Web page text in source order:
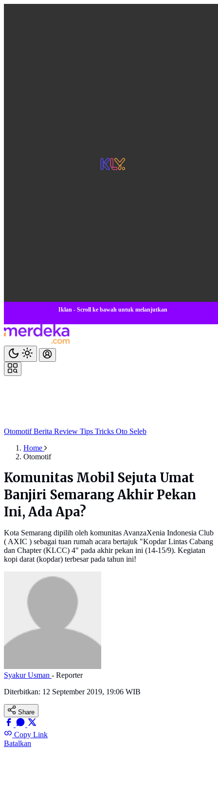
Iklan - Scroll ke bawah untuk melanjutkan
OtomotifBerita Review Tips Tricks Oto Seleb
Home
Otomotif
Komunitas Mobil Sejuta Umat
Banjiri Semarang Akhir Pekan
Ini, Ada Apa?
Kota Semarang dipilih oleh komunitas AvanzaXenia Indonesia Club
( AXIC ) sebagai tuan rumah acara bertajuk "Kopdar Lintas Cabang
dan Chapter (KLCC) 4" pada akhir pekan ini (14-15/9). Kegiatan
kopi darat (kopdar) terbesar pada tahun ini!
Syakur Usman - Reporter
Diterbitkan: 12 September 2019, 19:06 WIB
Share
Copy Link
Batalkan